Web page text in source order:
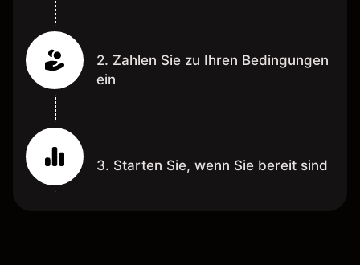
2. Zahlen Sie zu Ihren Bedingungen
ein
3. Starten Sie, wenn Sie bereit sind